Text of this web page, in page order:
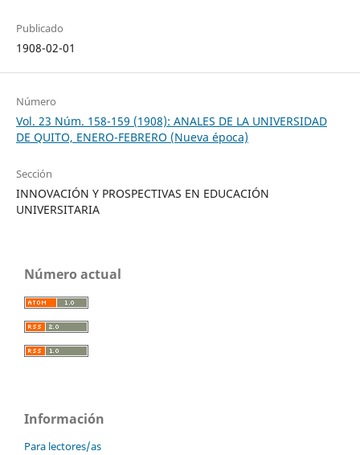
Publicado
1908-02-01
Número
Vol. 23 Núm. 158-159 (1908): ANALES DE LA UNIVERSIDAD
DE QUITO, ENERO-FEBRERO (Nueva época)
Sección
INNOVACIÓN Y PROSPECTIVAS EN EDUCACIÓN
UNIVERSITARIA
Número actual
Información
Para lectores/as